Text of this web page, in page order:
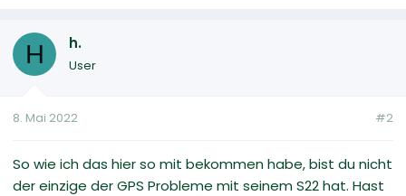
H h.
User
8. Mai 2022 #2
So wie ich das hier so mit bekommen habe, bist du nicht
der einzige der GPS Probleme mit seinem S22 hat. Hast